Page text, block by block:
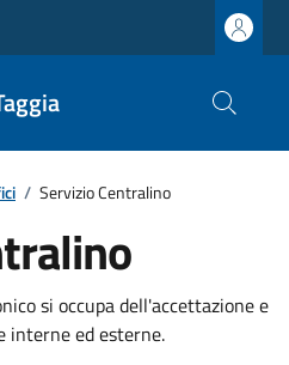
/ Servizio Centralino
si occupa dell'accettazione e
interne ed esterne.